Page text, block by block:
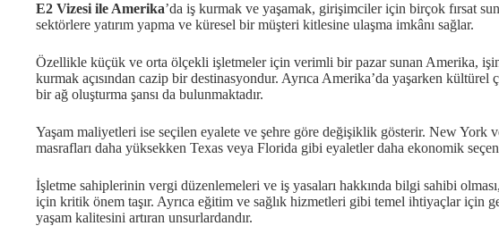
E2 Vizesi ile Amerika’da iş kurmak ve yaşamak, girişimciler için birçok fırsat
sektörlere yatırım yapma ve küresel bir müşteri kitlesine ulaşma imkânı sağlar.
Özellikle küçük ve orta ölçekli işletmeler için verimli bir pazar sunan Amerika,
kurmak açısından cazip bir destinasyondur. Ayrıca Amerika’da yaşarken
bir ağ oluşturma şansı da bulunmaktadır.
Yaşam maliyetleri ise seçilen eyalete ve şehre göre değişiklik gösterir. New
masrafları daha yüksekken Texas veya Florida gibi eyaletler daha ekonomik
İşletme sahiplerinin vergi düzenlemeleri ve iş yasaları hakkında bilgi sahibi
için kritik önem taşır. Ayrıca eğitim ve sağlık hizmetleri gibi temel ihtiyaçlar için
yaşam kalitesini artıran unsurlardandır.